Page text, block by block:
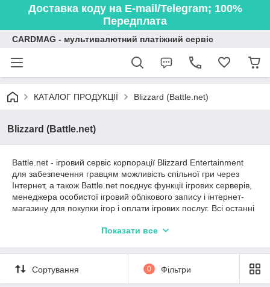
Доставка коду на E-mail/Telegram; 100%
Передплата
CARDMAG - мультивалютний платіжний сервіс
КАТАЛОГ ПРОДУКЦІЇ Blizzard (Battle.net)
Blizzard (Battle.net)
Battle.net - ігровий сервіс корпорації Blizzard Entertainment
для забезпечення гравцям можливість спільної гри через
Інтернет, а також Battle.net поєднує функції ігрових серверів,
менеджера особистої ігровий облікового запису і інтернет-
магазину для покупки ігор і оплати ігрових послуг. Всі останні
виключно сервіс Battle.net, виключаючи можливість вибору
мережі. В Battle.net підтримуються тільки ігри випущені
компанією Blizzard.
Сервис был запущен в далеком 1997 году и был первым с
Показати все
Сортування 0 Фільтри